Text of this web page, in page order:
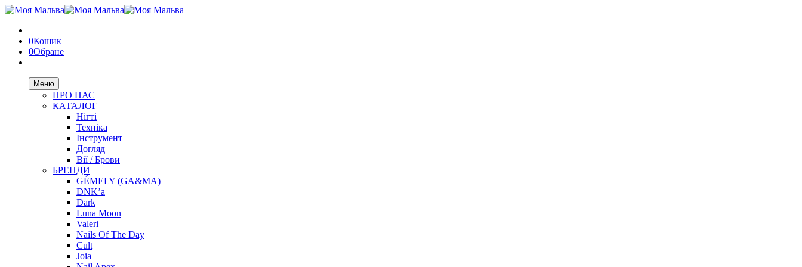
0Кошик
0Обране
Меню
ПРО НАС
КАТАЛОГ
Нігті
Техніка
Інструмент
Догляд
Вії / Брови
БРЕНДИ
GÉMELY (GA&MA)
DNK’a
Dark
Luna Moon
Valeri
Nails Of The Day
Cult
Joia